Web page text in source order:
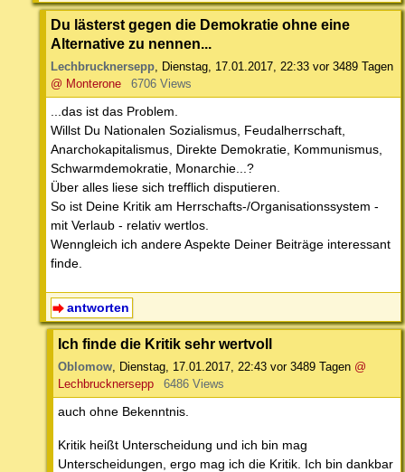
Du lästerst gegen die Demokratie ohne eine
Alternative zu nennen...
Lechbrucknersepp Dienstag, 17.01.2017, 22:33 vor 3489 Tagen
@ Monterone
6706 Views
...das ist das Problem.
Willst Du Nationalen Sozialismus, Feudalherrschaft,
Anarchokapitalismus, Direkte Demokratie, Kommunismus,
Schwarmdemokratie, Monarchie...?
Über alles liese sich trefflich disputieren.
So ist Deine Kritik am Herrschafts-/Organisationssystem -
mit Verlaub - relativ wertlos.
Wenngleich ich andere Aspekte Deiner Beiträge interessant
finde.
antworten
Ich finde die Kritik sehr wertvoll
Oblomow Dienstag, 17.01.2017, 22:43 vor 3489 Tagen @
Lechbrucknersepp
6486 Views
auch ohne Bekenntnis.
Kritik heißt Unterscheidung und ich bin mag
Unterscheidungen, ergo mag ich die Kritik. Ich bin dankbar